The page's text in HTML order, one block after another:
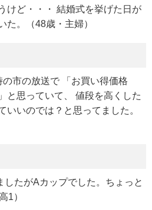
けど・・・ 結婚式を挙げた日が
た。（48歳・主婦）
市の放送で 「お買い得価格
と思っていて、 値段を高くした
いいのでは？と思ってました。
したがAカップでした。ちょっと
1）